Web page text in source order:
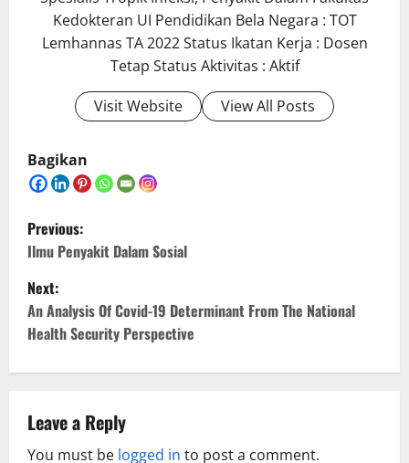
Kedokteran UI Pendidikan Bela Negara : TOT
Lemhannas TA 2022 Status Ikatan Kerja : Dosen
Tetap Status Aktivitas : Aktif
Visit Website
View All Posts
Bagikan
P
o
s
t
n
a
v
Previous:
Ilmu Penyakit Dalam Sosial
Next:
An Analysis Of Covid-19 Determinant From The National
Health Security Perspective
Leave a Reply
You must be logged in to post a comment.